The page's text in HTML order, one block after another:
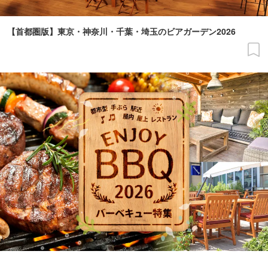
【首都圏版】東京・神奈川・千葉・埼玉のビアガーデン2026